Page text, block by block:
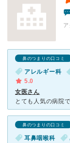
鼻のつまりの口コミ
アレルギー科
5.0
女医さん
鼻のつまりの口コミ
耳鼻咽喉科